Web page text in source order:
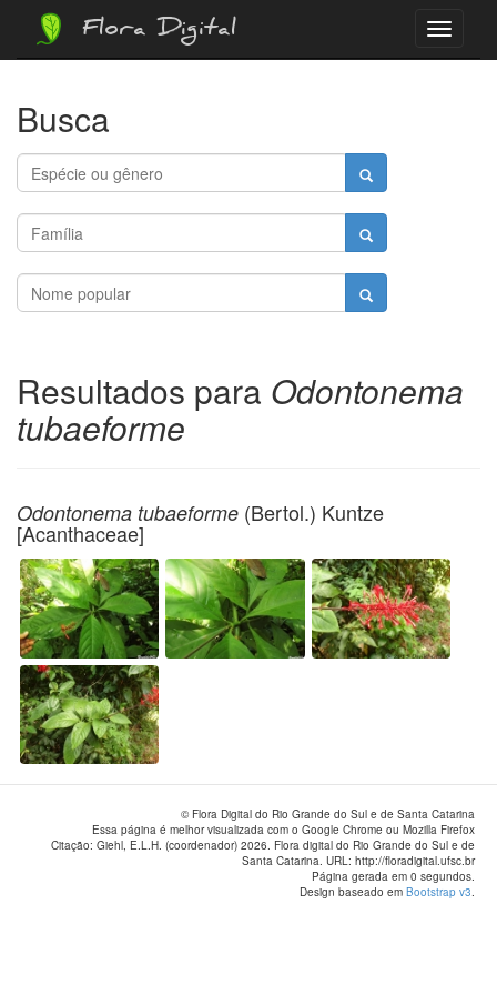
Menu
Flora Digital
Busca
Resultados para Odontonema
tubaeforme
Odontonema tubaeforme (Bertol.) Kuntze
[Acanthaceae]
© Flora Digital do Rio Grande do Sul e de Santa Catarina
Essa página é melhor visualizada com o Google Chrome ou Mozilla Firefox
Citação: Giehl, E.L.H. (coordenador) 2026. Flora digital do Rio Grande do Sul e de
Santa Catarina. URL: http://floradigital.ufsc.br
Página gerada em 0 segundos.
Design baseado em Bootstrap v3.